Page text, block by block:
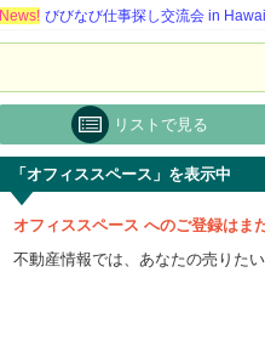
News! びびなび仕事探し交流会 in
リストで見る
「オフィススペース」を表示中
オフィススペース へのご登録はま
不動産情報では、あなたの売りた